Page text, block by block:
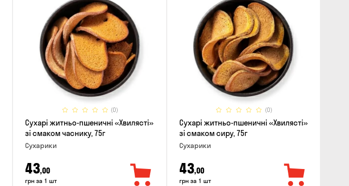
(0)
Сухарі житньо-пшеничні «Хвилясті»
зі смаком часнику, 75г
Сухарики
43,00
грн за 1 шт
(0)
Сухарі житньо-пшеничні «Хвилясті»
зі смаком сиру, 75г
Сухарики
43,00
грн за 1 шт